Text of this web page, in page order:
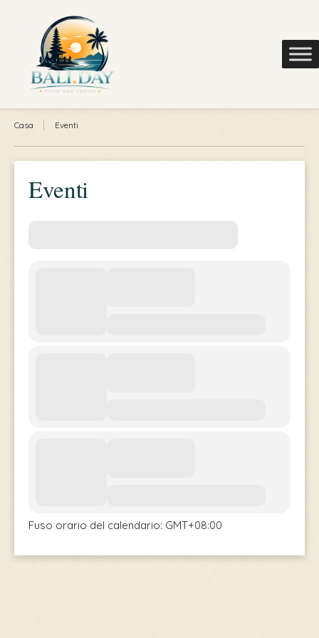
Casa Eventi
Eventi
Fuso orario del calendario: GMT+08:00